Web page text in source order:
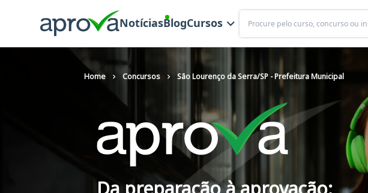
NotíciasBlogCursos
Buscar
Home Concursos São Lourenço da Serra/SP - Prefeitura Municipal